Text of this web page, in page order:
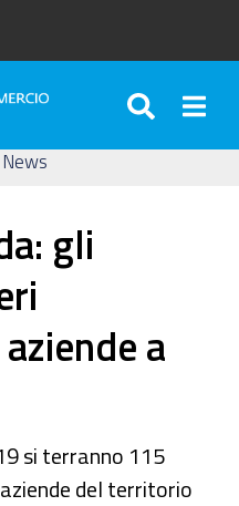
News
gli
a
si terranno 115
del territorio